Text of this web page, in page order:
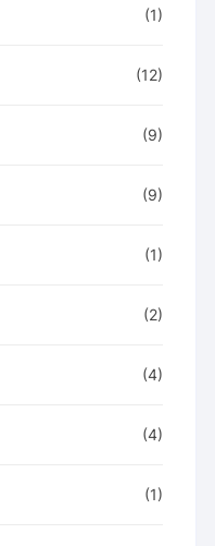
(1)
(12)
(9)
(9)
(1)
(2)
(4)
(4)
(1)